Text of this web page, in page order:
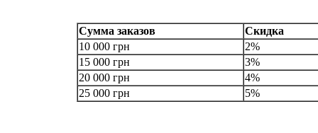
Сумма заказов
Скидка
10 000 грн
2%
15 000 грн
3%
20 000 грн
4%
25 000 грн
5%